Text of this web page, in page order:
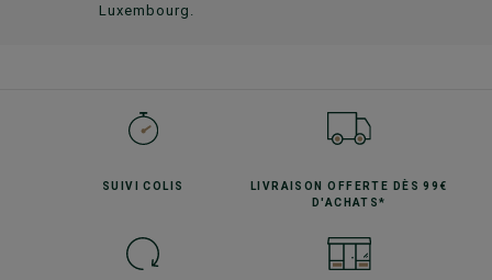
Luxembourg.
SUIVICOLIS LIVRAISON OFFERTE
DÈS 99€
D'ACHATS*